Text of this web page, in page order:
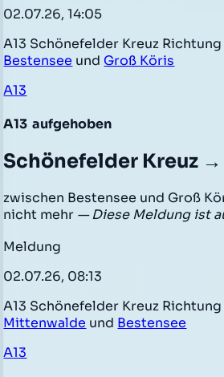
02.07.26, 14:05
A13 Schönefelder Kreuz Richtung
Bestensee und Groß Köris
A13
A13 aufgehoben
Schönefelder Kreuz
zwischen Bestensee und Groß
nicht mehr — Diese Meldung ist
Meldung
02.07.26, 08:13
A13 Schönefelder Kreuz Richtung
Mittenwalde und Bestensee
A13